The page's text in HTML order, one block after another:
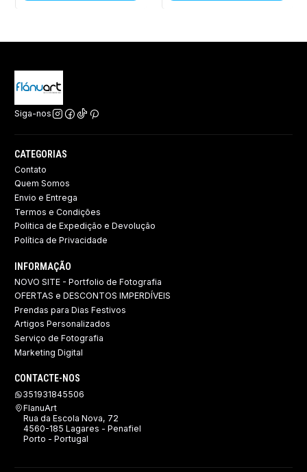
Siga-nos
CATEGORIAS
Contato
Quem Somos
Envio e Entrega
Termos e Condições
Politica de Expedição e Devolução ​
Política de Privacidade
INFORMAÇÃO
NOVO SITE - Portfolio de Fotografia
OFERTAS e DESCONTOS IMPERDÍVEIS
Prendas para Dias Festivos
Artigos Personalizados
Serviço de Fotografia
Marketing Digital
CONTACTE-NOS
351931845506
FlanuArt
Rua da Escola Nova, 72
4560-185 Lagares - Penafiel
Porto - Portugal